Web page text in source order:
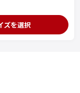
ズを選択